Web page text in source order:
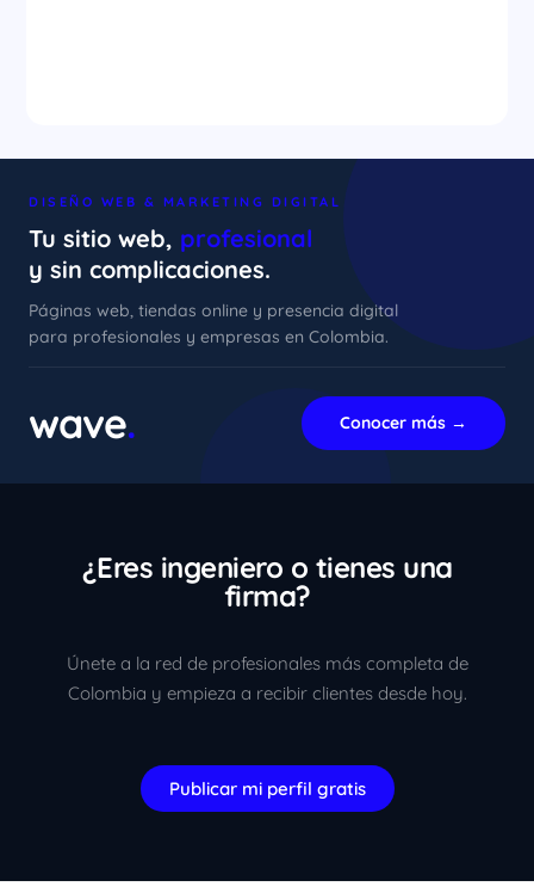
DISEÑO WEB & MARKETING DIGITAL
Tu sitio web, profesional
y sin complicaciones.
Páginas web, tiendas online y presencia digital
para profesionales y empresas en Colombia.
wave. Conocer más →
¿Eres ingeniero o tienes una
firma?
Únete a la red de profesionales más completa de
Colombia y empieza a recibir clientes desde hoy.
Publicar mi perfil gratis
xImenA